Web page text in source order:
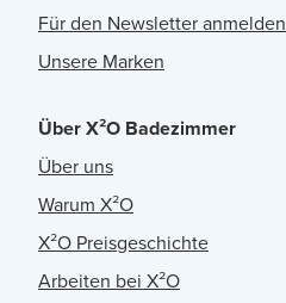
Für den Newsletter anmelden
Unsere Marken
Über X²O Badezimmer
Über uns
Warum X²O
X²O Preisgeschichte
Arbeiten bei X²O